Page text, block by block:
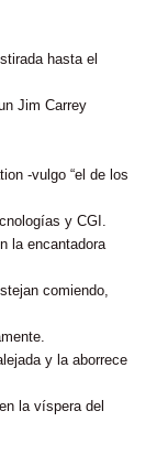
hasta el
Jim Carrey
-vulgo “el de los
y CGI.
la encantadora
comiendo,
y la aborrece
la víspera del